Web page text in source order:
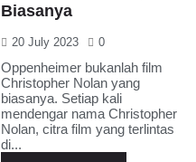
Biasanya
20 July 2023 0
Oppenheimer bukanlah film
Christopher Nolan yang
biasanya. Setiap kali
mendengar nama Christopher
Nolan, citra film yang terlintas
di...